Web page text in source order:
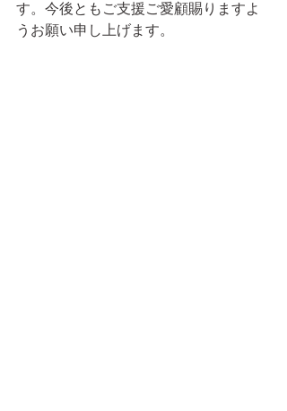
す。今後ともご支援ご愛顧賜りますよ
うお願い申し上げます。